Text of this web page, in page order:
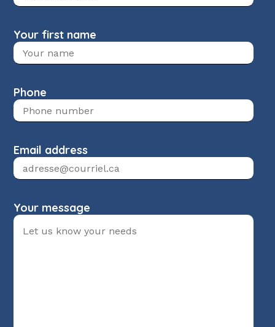
Your first name
Phone
Email address
Your message